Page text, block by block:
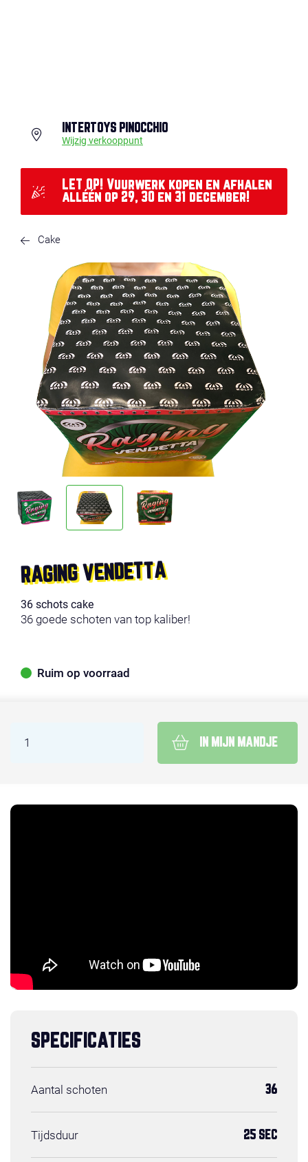
INTERTOYS PINOCCHIO
Wijzig verkooppunt
LET OP! Vuurwerk kopen en afhalen
alléén op 29, 30 en 31 december!
Cake
RAGING VENDETTA
36 schots cake
36 goede schoten van top kaliber!
Ruim op voorraad
IN MIJN MANDJE
SPECIFICATIES
Aantal schoten 36
Tijdsduur 25 SEC